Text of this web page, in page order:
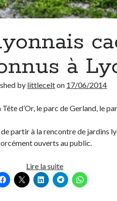
à
by littlecelton 17/06/2014
d’Or, le parc de Gerland, le
partir à la rencontre de jardins
ouverts au public.
Lire la suite5
jardins
lyonnais